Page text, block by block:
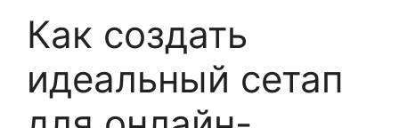
Как создать
идеальный сетап